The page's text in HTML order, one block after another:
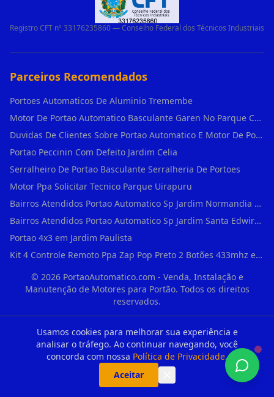
Usamos cookies para melhorar sua experiência e
analisar o tráfego. Ao continuar navegando, você
concorda com nossa Política de Privacidade.
Aceitar
Registro CFT nº 33176235860 — Conselho Federal dos Técnicos Industriais
Parceiros Recomendados
Portoes Automaticos De Aluminio Tremembe
Motor De Portao Automatico Basculante Garen No Parque Colonial
Duvidas De Clientes Sobre Portao Automatico E Motor De Portao Motor Basculante Seg
Portao Peccinin Com Defeito Jardim Celia
Serralheiro De Portao Basculante Serralheria De Portoes
Motor Ppa Solicitar Tecnico Parque Uirapuru
Bairros Atendidos Portao Automatico Sp Jardim Normandia Guarulhos Sp Motor Para Portao Automatico Eletronico
Bairros Atendidos Portao Automatico Sp Jardim Santa Edwirges Guarulhos Sp Motor Para Portao Automatico Eletronico
Portao 4x3 em Jardim Paulista
Kit 4 Controle Remoto Ppa Zap Pop Preto 2 Botões 433mhz em Pari
© 2026PortaoAutomatico.com - Venda, Instalação e
Manutenção de Motores para Portão. Todos os direitos
reservados.
links de anúncios identificados que geram comissões sobre compras
concluídas. Os preços e a disponibilidade dos produtos apresentados são
apenas referências baseadas na data de cadastro e estão sujeitos a
alterações em tempo real direto na plataforma parceira.
Quer um site de alta